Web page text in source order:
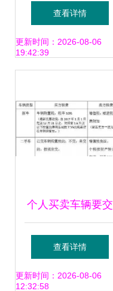
源汽车，助力绿色
清洁新模式
查看详情
更新时间：2026-08-06
19:42:39
个人买卖车辆要交
什么税？要买车的
快看新车指南
查看详情
更新时间：2026-08-06
12:32:58